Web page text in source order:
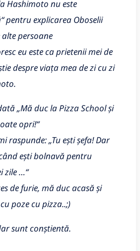
Hashimoto nu este
pentru explicarea Oboselii
persoane
eu este ca prietenii mei de
despre viața mea de zi cu zi
„Mă duc la Pizza School și
opri!“
raspunde: „Tu ești șefa! Dar
ești bolnavă pentru
zile …“
de furie, mă duc acasă și
poze cu pizza..;)
sunt conștientă.